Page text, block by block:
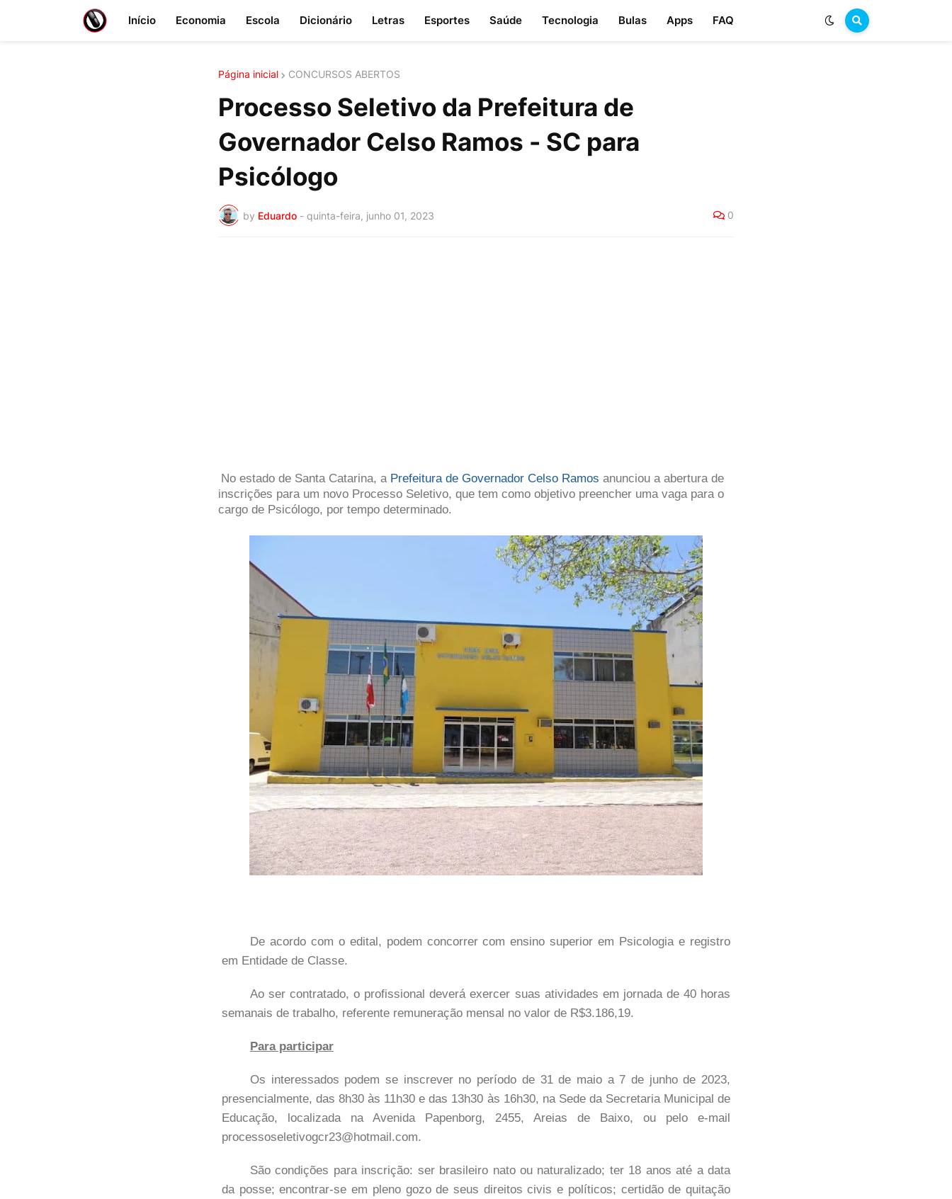
Início Economia Escola Dicionário Letras Esportes Saúde Tecnologia Bulas Apps FAQ
Página inicial CONCURSOS ABERTOS
Processo Seletivo da Prefeitura de
Governador Celso Ramos - SC para
Psicólogo
by Eduardo - quinta-feira, junho 01, 2023 0
No estado de Santa Catarina, a Prefeitura de Governador Celso Ramos anunciou a abertura de
inscrições para um novo Processo Seletivo, que tem como objetivo preencher uma vaga para o
cargo de Psicólogo, por tempo determinado.
De acordo com o edital, podem concorrer com ensino superior em Psicologia e registro
em Entidade de Classe.
Ao ser contratado, o profissional deverá exercer suas atividades em jornada de 40 horas
semanais de trabalho, referente remuneração mensal no valor de R$3.186,19.
Para participar
Os interessados podem se inscrever no período de 31 de maio a 7 de junho de 2023,
presencialmente, das 8h30 às 11h30 e das 13h30 às 16h30, na Sede da Secretaria Municipal de
Educação, localizada na Avenida Papenborg, 2455, Areias de Baixo, ou pelo e-mail
processoseletivogcr23@hotmail.com.
São condições para inscrição: ser brasileiro nato ou naturalizado; ter 18 anos até a data
da posse; encontrar-se em pleno gozo de seus direitos civis e políticos; certidão de quitação